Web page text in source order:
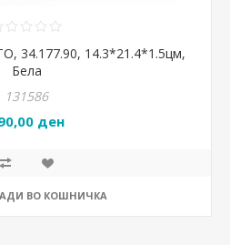
34.177.90, 14.3*21.4*1.5цм,
Бела
131586
ден
ВО КОШНИЧКА